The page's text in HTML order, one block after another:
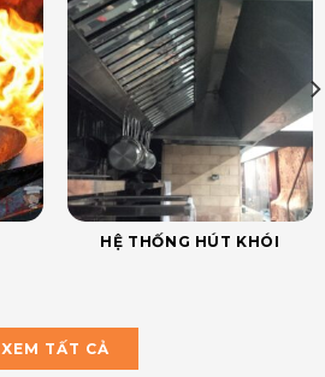
HỆ THỐNG HÚT KHÓI
XEM TẤT CẢ